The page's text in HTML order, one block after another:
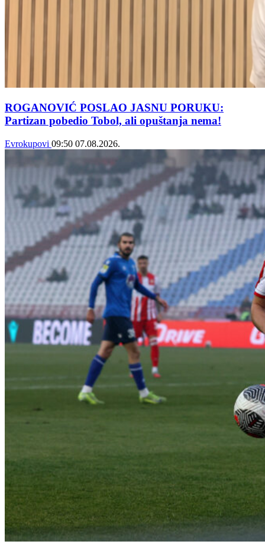
ROGANOVIĆ POSLAO JASNU PORUKU:
Partizan pobedio Tobol, ali opuštanja nema!
Evrokupovi 09:50 07.08.2026.